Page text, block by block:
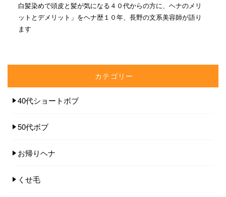
白髪染めで頭皮と髪が気になる４０代からの方に、ヘナのメリ
ットとデメリット」をヘナ歴１０年、長野の文系美容師が語り
ます
カテゴリー
40代ショートボブ
50代ボブ
お帰りヘナ
くせ毛